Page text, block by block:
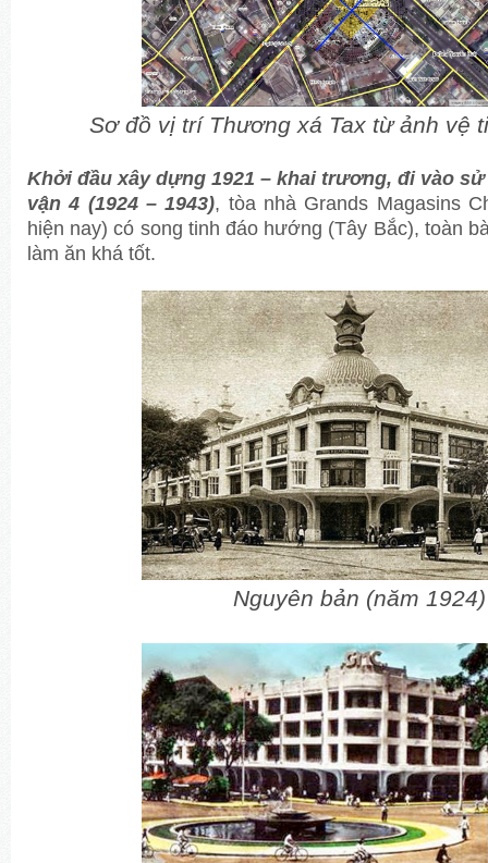
Sơ đồ vị trí Thương xá Tax từ ảnh vệ
Khởi đầu xây dựng 1921 – khai trương, đi vào
vận 4 (1924 – 1943), tòa nhà Grands Magasins
hiện nay) có song tinh đáo hướng (Tây Bắc), toàn
làm ăn khá tốt.
Nguyên bản (năm 1924)